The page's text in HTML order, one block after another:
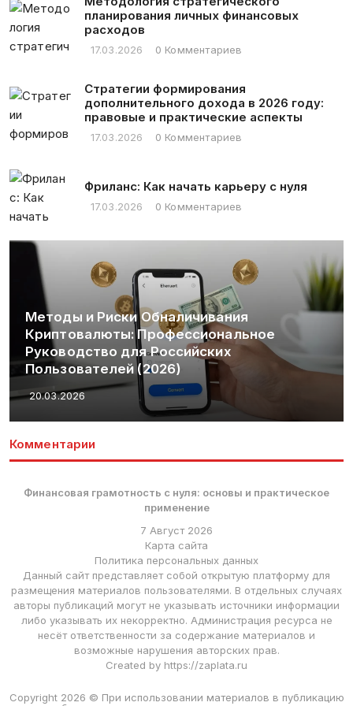
планирования личных финансовых
расходов
17.03.2026 0 Комментариев
Стратегии формирования
дополнительного дохода в 2026 году:
правовые и практические аспекты
17.03.2026 0 Комментариев
Фриланс: Как начать карьеру с нуля
17.03.2026 0 Комментариев
Методы и Риски Обналичивания
Криптовалюты: Профессиональное
Руководство для Российских
Пользователей (2026)
20.03.2026
Комментарии
Финансовая грамотность с нуля: основы и практическое
применение
7 Август 2026
Карта сайта
Политика персональных данных
Данный сайт представляет собой открытую платформу для
размещения материалов пользователями. В отдельных случаях
авторы публикаций могут не указывать источники информации
либо указывать их некорректно. Администрация ресурса не
несёт ответственности за содержание материалов и
возможные нарушения авторских прав.
Created by https://zaplata.ru
Copyright 2026 © При использовании материалов в публикацию